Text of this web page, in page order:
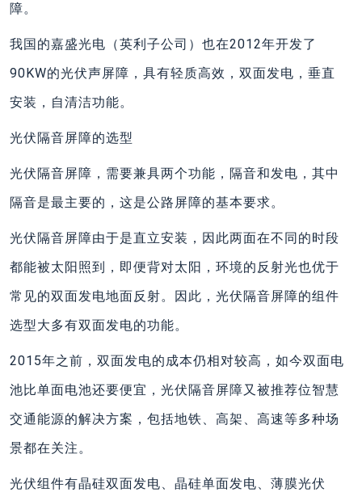
障。
我国的嘉盛光电（英利子公司）也在2012年开发了
90KW的光伏声屏障，具有轻质高效，双面发电，垂直
安装，自清洁功能。
光伏隔音屏障的选型
光伏隔音屏障，需要兼具两个功能，隔音和发电，其中
隔音是最主要的，这是公路屏障的基本要求。
光伏隔音屏障由于是直立安装，因此两面在不同的时段
都能被太阳照到，即便背对太阳，环境的反射光也优于
常见的双面发电地面反射。因此，光伏隔音屏障的组件
选型大多有双面发电的功能。
2015年之前，双面发电的成本仍相对较高，如今双面电
池比单面电池还要便宜，光伏隔音屏障又被推荐位智慧
交通能源的解决方案，包括地铁、高架、高速等多种场
景都在关注。
光伏组件有晶硅双面发电、晶硅单面发电、薄膜光伏